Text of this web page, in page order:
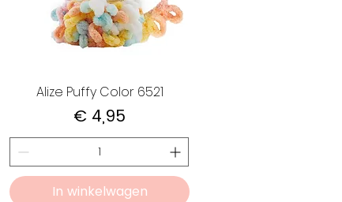
Alize Puffy Color 6521
Prijs
€ 4,95
In winkelwagen